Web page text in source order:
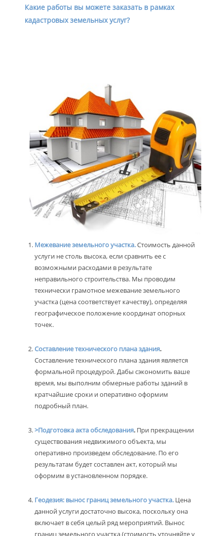
Какие работы вы можете заказать в рамках
кадастровых земельных услуг?
Межевание земельного участка.Стоимость данной
услуги не столь высока, если сравнить ее с
возможными расходами в результате
неправильного строительства. Мы проводим
технически грамотное межевание земельного
участка (цена соответствует качеству), определяя
географическое положение координат опорных
точек.
Составление технического плана здания.
Составление технического плана здания является
формальной процедурой. Дабы сэкономить ваше
время, мы выполним обмерные работы зданий в
кратчайшие сроки и оперативно оформим
подробный план.
>Подготовка акта обследования. При прекращении
существования недвижимого объекта, мы
оперативно произведем обследование. По его
результатам будет составлен акт, который мы
оформим в установленном порядке.
Геодезия: вынос границ земельного участка. Цена
данной услуги достаточно высока, поскольку она
включает в себя целый ряд мероприятий. Вынос
границ земельного участка (стоимость уточняйте у